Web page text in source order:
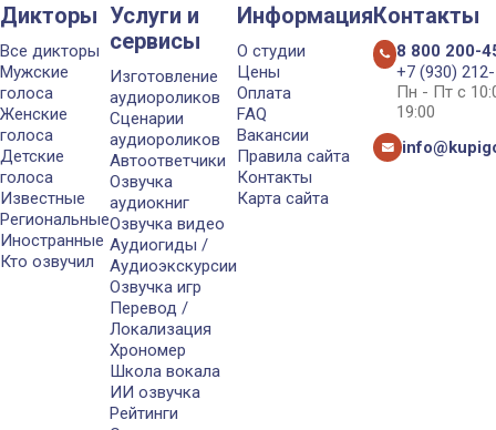
Дикторы
Все дикторы
Мужские
голоса
Женские
голоса
Детские
голоса
Известные
Региональные
Иностранные
Кто озвучил
Услуги и
сервисы
Изготовление
аудиороликов
Сценарии
аудиороликов
Автоответчики
Озвучка
аудиокниг
Озвучка видео
Аудиогиды /
Аудиоэкскурсии
Озвучка игр
Перевод /
Локализация
Хрономер
Школа вокала
ИИ озвучка
Рейтинги
Информация
О студии
Цены
Оплата
FAQ
Вакансии
Правила сайта
Контакты
Карта сайта
Контакты
8 800 200-
+7 (930)
Пн - Пт с
19:00